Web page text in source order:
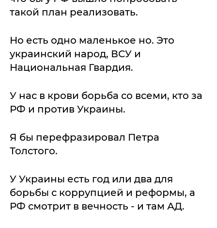
такой план реализовать.
Но есть одно маленькое но. Это
украинский народ, ВСУ и
Национальная Гвардия.
У нас в крови борьба со всеми, кто за
РФ и против Украины.
Я бы перефразировал Петра
Толстого.
У Украины есть год или два для
борьбы с коррупцией и реформы, а
РФ смотрит в вечность - и там АД.